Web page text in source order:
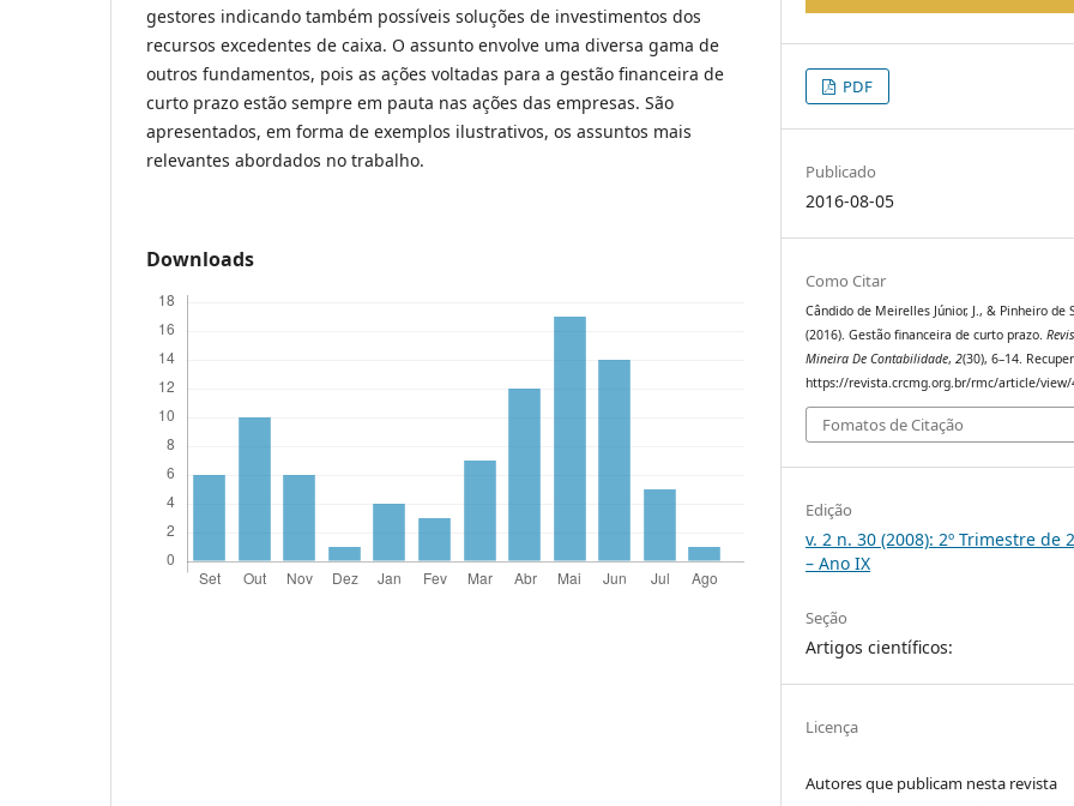
gestores indicando também possíveis soluções de investimentos dos
recursos excedentes de caixa. O assunto envolve uma diversa gama de
outros fundamentos, pois as ações voltadas para a gestão financeira de
curto prazo estão sempre em pauta nas ações das empresas. São
apresentados, em forma de exemplos ilustrativos, os assuntos mais
relevantes abordados no trabalho.
Downloads
PDF
Publicado
2016-08-05
Como Citar
Cândido de Meirelles Júnior, J., & Pinheiro de
(2016). Gestão financeira de curto prazo.
Mineira De Contabilidade,2(30), 6–14.
https://revista.crcmg.org.br/rmc/article/view/
Fomatos de Citação
Edição
v. 2 n. 30 (2008): 2º Trimestre de
– Ano IX
Seção
Artigos científicos:
Licença
Autores que publicam nesta revista